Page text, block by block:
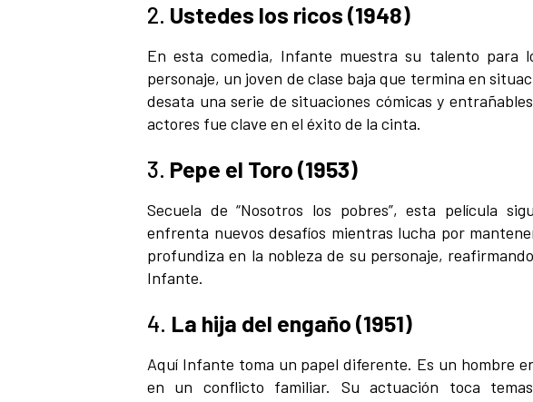
2. Ustedes los ricos (1948)
En esta comedia, Infante muestra su talento para
personaje, un joven de clase baja que termina en
desata una serie de situaciones cómicas y
actores fue clave en el éxito de la cinta.
3. Pepe el Toro (1953)
Secuela de “Nosotros los pobres”, esta película
enfrenta nuevos desafíos mientras lucha por
profundiza en la nobleza de su personaje,
Infante.
4. La hija del engaño (1951)
Aquí Infante toma un papel diferente. Es un hombre
en un conflicto familiar. Su actuación toca